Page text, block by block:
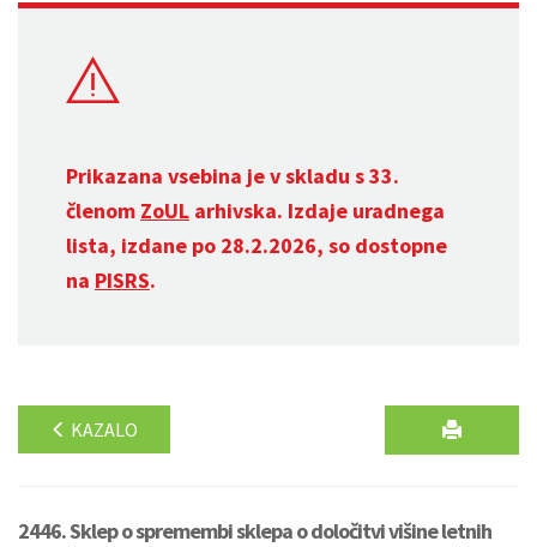
Prikazana vsebina je v skladu s 33.
členom ZoUL arhivska. Izdaje uradnega
lista, izdane po 28.2.2026, so dostopne
na PISRS.
KAZALO
2446. Sklep o spremembi sklepa o določitvi višine letnih